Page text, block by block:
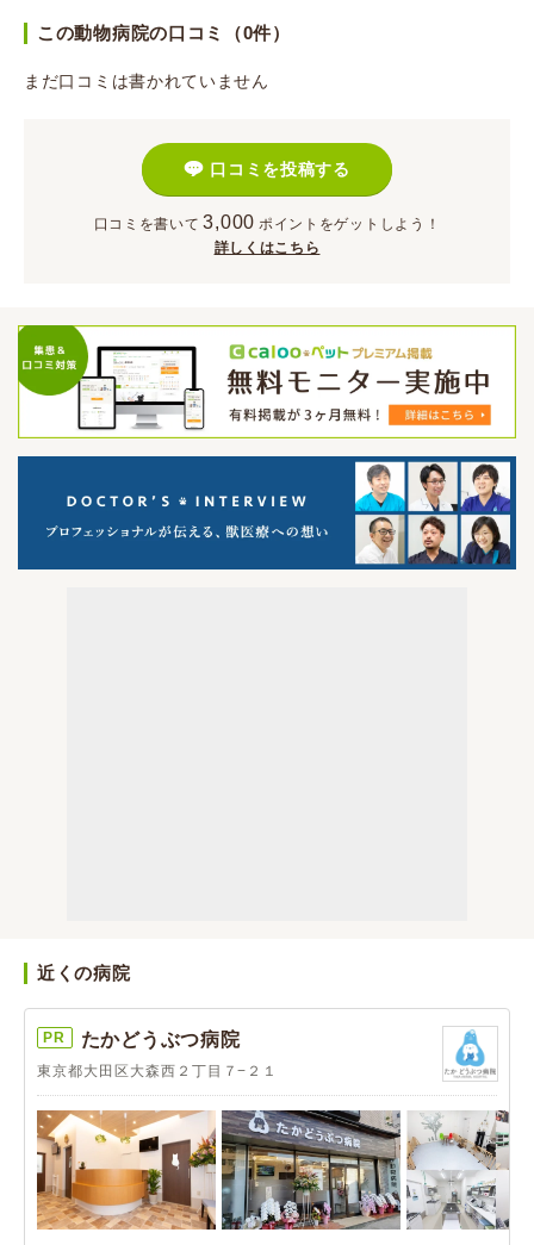
この動物病院の口コミ（0件）
まだ口コミは書かれていません
口コミを投稿する
口コミを書いて 3,000 ポイント をゲットしよう！
詳しくはこちら
近くの病院
PR たかどうぶつ病院
東京都大田区大森西２丁目７−２１